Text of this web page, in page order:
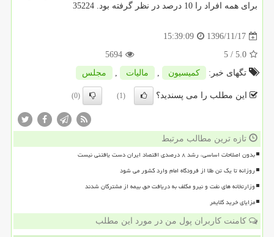
برای همه افراد را 10 درصد در نظر گرفته بود. 35224
1396/11/17
15:39:09
5.0
/ 5
5694
تگهای خبر:
كمیسیون , مالیات , مجلس
این مطلب را می پسندید؟ (1)
(0)
تازه ترین مطالب مرتبط
بدون اصلاحات اساسی، رشد ۸ درصدی اقتصاد ایران دست یافتنی نیست
روزانه تا یک تن طلا از فرودگاه امام وارد کشور می شود
وزارتخانه های نفت و نیرو مکلف به دریافت حق بیمه از مشترکان شدند
مزایای خرید کلایمر
کامنت کاربران پول من در مورد این مطلب